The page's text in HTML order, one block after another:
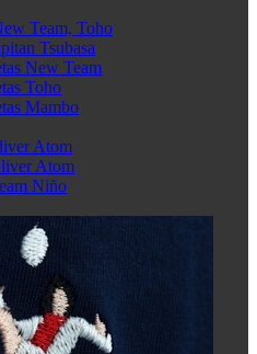
Team, Toho
Tsubasa
New Team
Toho
Mambo
Atom
Atom
Niño